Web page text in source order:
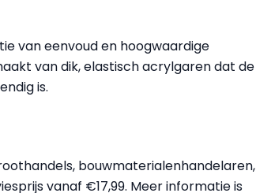
van eenvoud en hoogwaardige
van dik, elastisch acrylgaren dat de
is.
bouwmaterialenhandelaren,
vanaf €17,99. Meer informatie is